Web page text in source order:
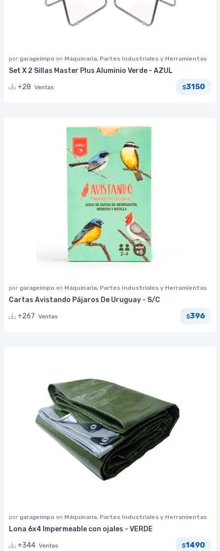
por garageimpo en Máquinaria, Partes Industriales y Herramientas
Set X 2 Sillas Master Plus Aluminio Verde - AZUL
+28 Ventas $3150
por garageimpo en Máquinaria, Partes Industriales y Herramientas
Cartas Avistando Pájaros De Uruguay - S/C
+267 Ventas $396
por garageimpo en Máquinaria, Partes Industriales y Herramientas
Lona 6x4 Impermeable con ojales - VERDE
+344 Ventas $1490